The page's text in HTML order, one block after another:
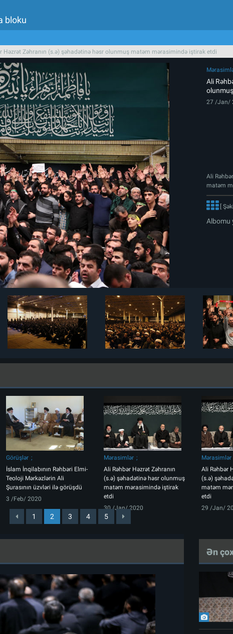
bloku
Həzrət Zəhranın (s.ə) şəhadətinə həsr olunmuş matəm mərasimində iştirak etdi
Ali
27 /Jan/
Ali
matəm
[
Albomu
Görüşlər
İslam İnqilabının Rəhbəri Elmi-
Teoloji Mərkəzlərin Ali
Şurasının üzvləri ilə görüşdü
3 /Feb/ 2020
Mərasimlər
Ali Rəhbər Həzrət Zəhranın
(s.ə) şəhadətinə həsr olunmuş
matəm mərasimində iştirak
etdi
30 /Jan/ 2020
Mərasimlər
Ali Rəhbər
(s.ə)
matəm
etdi
29 /Jan/
1 2 3 4 5
Ən